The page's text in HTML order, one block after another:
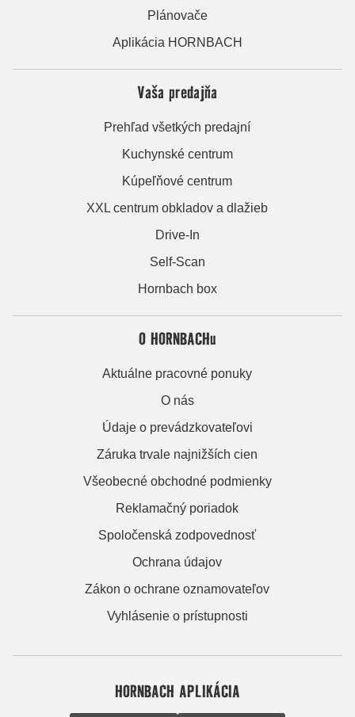
Plánovače
Aplikácia HORNBACH
Vaša predajňa
Prehľad všetkých predajní
Kuchynské centrum
Kúpeľňové centrum
XXL centrum obkladov a dlažieb
Drive-In
Self-Scan
Hornbach box
O HORNBACHu
Aktuálne pracovné ponuky
O nás
Údaje o prevádzkovateľovi
Záruka trvale najnižších cien
Všeobecné obchodné podmienky
Reklamačný poriadok
Spoločenská zodpovednosť
Ochrana údajov
Zákon o ochrane oznamovateľov
Vyhlásenie o prístupnosti
HORNBACH APLIKÁCIA